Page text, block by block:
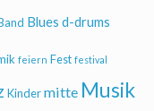
Blues d-drums
feiern Fest festival
Kinder mitte Musik